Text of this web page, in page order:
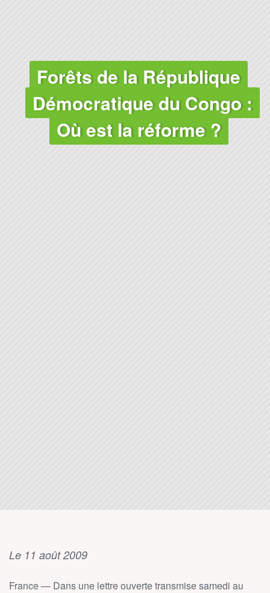
FORÊTS
Forêts de la République
Démocratique du Congo :
Où est la réforme ?
Le 11 août 2009
France — Dans une lettre ouverte transmise samedi au